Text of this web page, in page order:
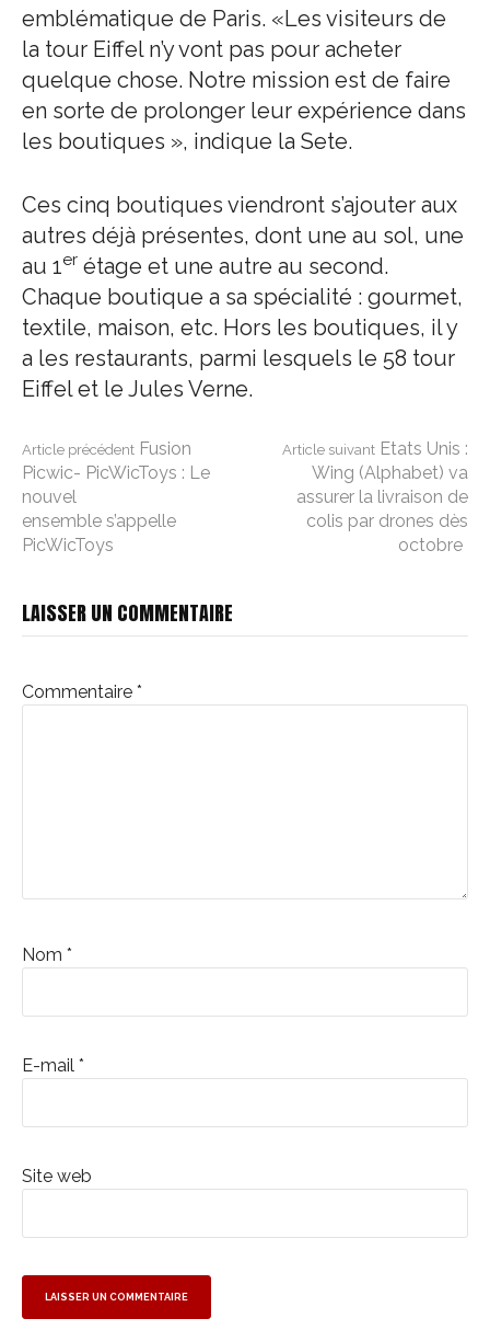
emblématique de Paris. «Les visiteurs de
la tour Eiffel n’y vont pas pour acheter
quelque chose. Notre mission est de faire
en sorte de prolonger leur expérience dans
les boutiques », indique la Sete.
Ces cinq boutiques viendront s’ajouter aux
autres déjà présentes, dont une au sol, une
au 1er étage et une autre au second.
Chaque boutique a sa spécialité : gourmet,
textile, maison, etc. Hors les boutiques, il y
a les restaurants, parmi lesquels le 58 tour
Eiffel et le Jules Verne.
Lire
la
suite
Article précédent Fusion
Picwic- PicWicToys : Le
nouvel
ensemble s’appelle
PicWicToys
Article suivant Etats Unis :
Wing (Alphabet) va
assurer la livraison de
colis par drones dès
octobre
LAISSER UN COMMENTAIRE
Commentaire *
Nom *
E-mail *
Site web